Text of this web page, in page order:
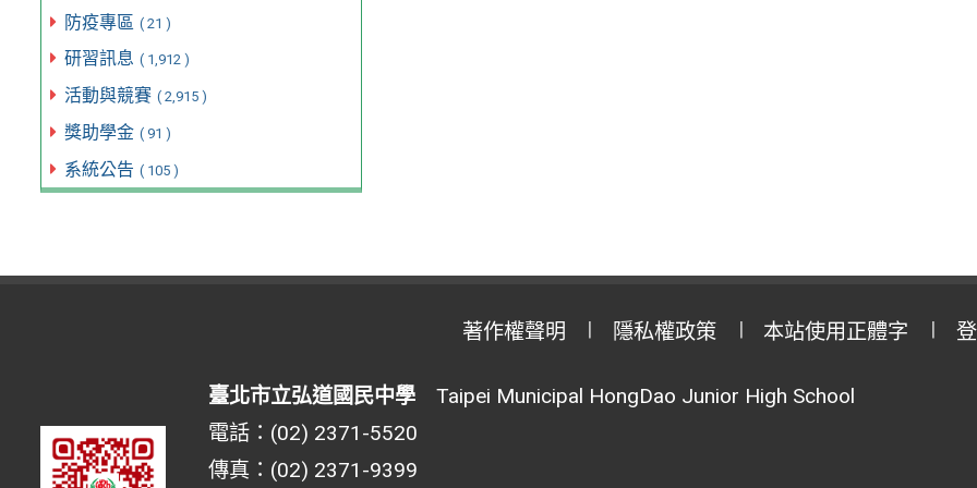
防疫專區 ( 21 )
研習訊息 ( 1,912 )
活動與競賽 ( 2,915 )
獎助學金 ( 91 )
系統公告 ( 105 )
著作權聲明 隱私權政策 本站使用正體字
臺北市立弘道國民中學Taipei Municipal HongDao Junior High School
電話：(02) 2371-5520
傳真：(02) 2371-9399